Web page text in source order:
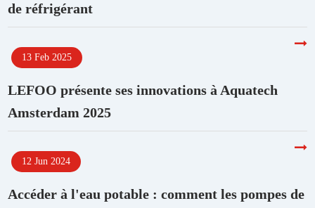
de réfrigérant
13 Feb 2025
LEFOO présente ses innovations à Aquatech
Amsterdam 2025
12 Jun 2024
Accéder à l'eau potable : comment les pompes de